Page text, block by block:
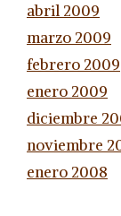
abril 2009
marzo 2009
febrero 2009
enero 2009
diciembre
noviembre
enero 2008